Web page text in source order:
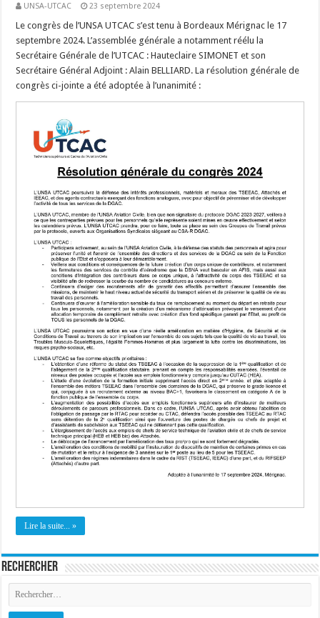
UNSA-UTCAC 23 septembre 2024
Le congrès de l’UNSA UTCAC s’est tenu à Bordeaux Mérignac le 17
septembre 2024. L’assemblée générale a notamment réélu la
Secrétaire Générale de l’UTCAC : Hauteclaire SIMONET et son
Secrétaire Général Adjoint : Alain BELLIARD. La résolution générale de
congrès ci-jointe a été adoptée à l’unanimité :
Lire la suite... »
Rechercher